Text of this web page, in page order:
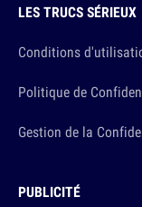
LES TRUCS SÉRIEUX
Conditions
Politique de
Gestion de la
PUBLICITÉ